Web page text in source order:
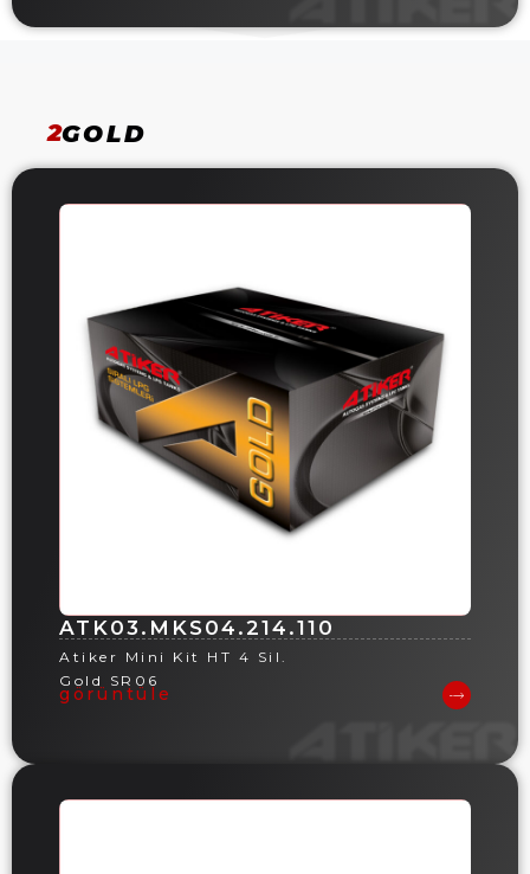
2GOLD
ATK03.MKS04.214.110
Atiker Mini Kit HT 4 Sil.
Gold SR06
görüntüle